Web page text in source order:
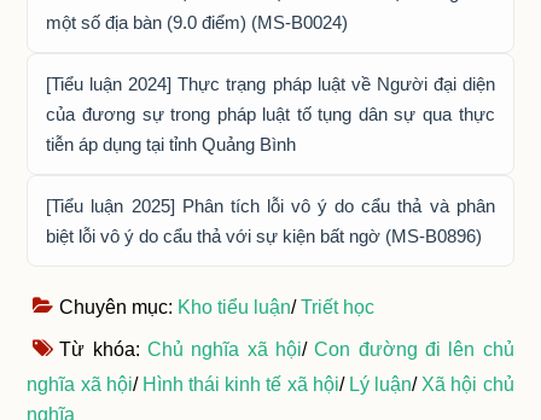
một số địa bàn (9.0 điểm) (MS-B0024)
[Tiểu luận 2024] Thực trạng pháp luật về Người đại diện
của đương sự trong pháp luật tố tụng dân sự qua thực
tiễn áp dụng tại tỉnh Quảng Bình
[Tiểu luận 2025] Phân tích lỗi vô ý do cẩu thả và phân
biệt lỗi vô ý do cẩu thả với sự kiện bất ngờ (MS-B0896)
Chuyên mục: Kho tiểu luận/Triết học
Từ khóa:Chủ nghĩa xã hội/Con đường đi lên chủ
nghĩa xã hội/ Hình thái kinh tế xã hội/ Lý luận/Xã hội chủ
nghĩa